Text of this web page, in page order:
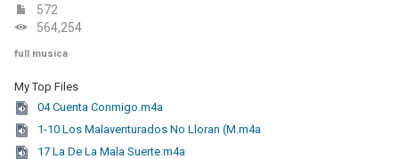
572
564,254
full musica
My Top Files
04 Cuenta Conmigo.m4a
1-10 Los Malaventurados No Lloran (M.m4a
17 La De La Mala Suerte.m4a